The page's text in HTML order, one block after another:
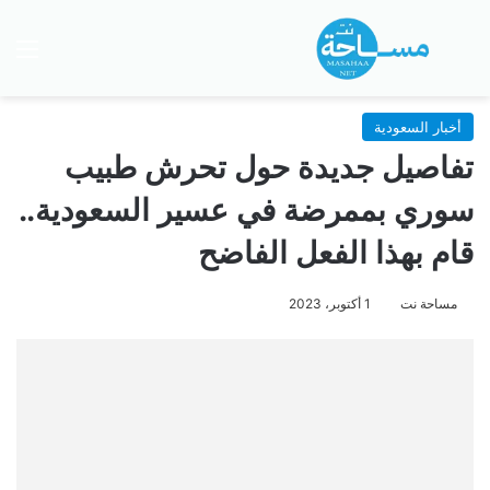
بحث عن
أخبار السعودية
تفاصيل جديدة حول تحرش طبيب
سوري بممرضة في عسير السعودية..
قام بهذا الفعل الفاضح
مساحة نت 1 أكتوبر، 2023